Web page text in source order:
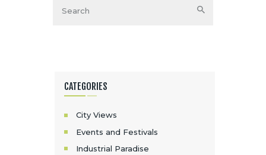
CATEGORIES
City Views
Events and Festivals
Industrial Paradise